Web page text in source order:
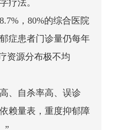
疗法。
，80%的综合医院
症患者门诊量仍每年
资源分布极不均
、自杀率高、误诊
赖量表，重度抑郁障